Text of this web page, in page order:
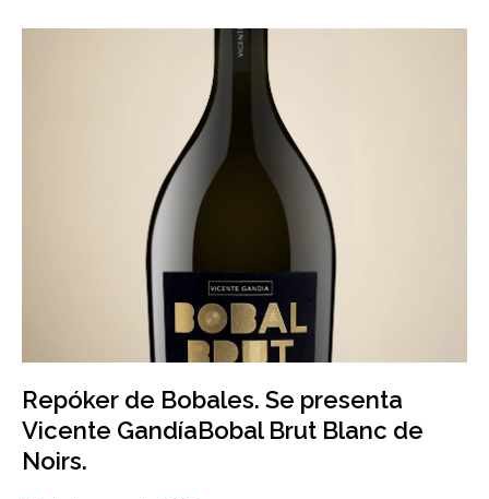
Repóker de Bobales. Se presenta
Vicente GandíaBobal Brut Blanc de
Noirs.